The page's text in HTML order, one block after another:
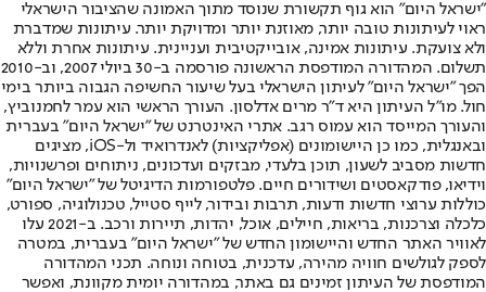
"ישראל היום" הוא גוף תקשורת שנוסד מתוך האמונה שהציבור הישראלי
ראוי לעיתונות טובה יותר, מאוזנת יותר ומדויקת יותר. עיתונות שמדברת
ולא צועקת. עיתונות אמינה, אובייקטיבית ועניינית. עיתונות אחרת וללא
תשלום. המהדורה המודפסת הראשונה פורסמה ב-30 ביולי 2007, וב-2010
הפך "ישראל היום" לעיתון הישראלי בעל שיעור החשיפה הגבוה ביותר בימי
חול. מו"ל העיתון היא ד"ר מרים אדלסון. העורך הראשי הוא עמר לחמנוביץ,
והעורך המייסד הוא עמוס רגב. אתרי האינטרנט של "ישראל היום" בעברית
ובאנגלית, כמו כן היישומונים (אפליקציות) לאנדרואיד ול-iOS, מציגים
חדשות מסביב לשעון, תוכן בלעדי, מבזקים ועדכונים, ניתוחים ופרשנויות,
וידיאו, פודקאסטים ושידורים חיים. פלטפורמות הדיגיטל של "ישראל היום"
כוללות ערוצי חדשות ודעות, תרבות ובידור, לייף סטייל, טכנולוגיה, ספורט,
כלכלה וצרכנות, בריאות, חיילים, אוכל, יהדות, תיירות ורכב. ב-2021 עלו
לאוויר האתר החדש והיישומון החדש של "ישראל היום" בעברית, במטרה
לספק לגולשים חוויה מהירה, עדכנית, בטוחה ונוחה. תכני המהדורה
המודפסת של העיתון זמינים גם באתר, במהדורה יומית מקוונת, ואפשר